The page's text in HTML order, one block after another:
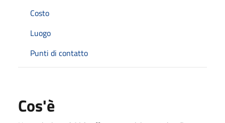
Costo
Luogo
Punti di contatto
Cos'è